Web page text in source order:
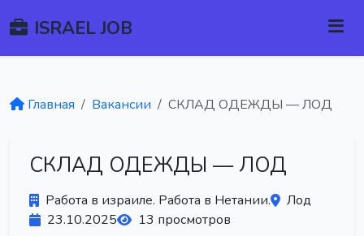
ISRAEL JOB
Главная Вакансии СКЛАД ОДЕЖДЫ — ЛОД
СКЛАД ОДЕЖДЫ — ЛОД
Работа в израиле. Работа в Нетании.
Лод
23.10.2025
13 просмотров